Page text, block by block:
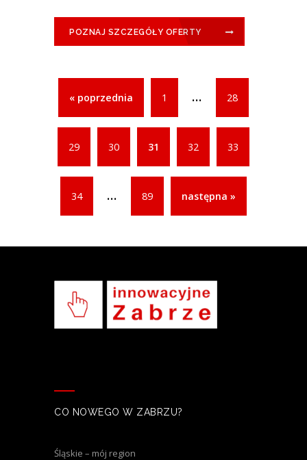
POZNAJ SZCZEGÓŁY OFERTY
« poprzednia 1 ... 28
29 30 31 32 33
34 ... 89 następna »
CO NOWEGO W ZABRZU?
Śląskie – mój region